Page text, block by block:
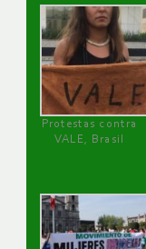
Protestas contra
VALE, Brasil